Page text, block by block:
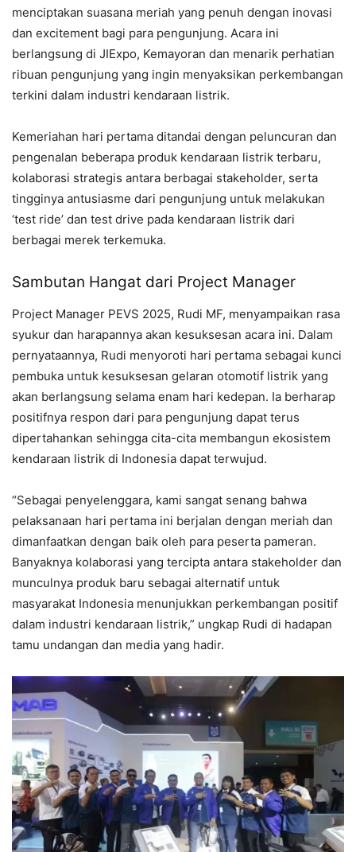
menciptakan suasana meriah yang penuh dengan inovasi
dan excitement bagi para pengunjung. Acara ini
berlangsung di JIExpo, Kemayoran dan menarik perhatian
ribuan pengunjung yang ingin menyaksikan perkembangan
terkini dalam industri kendaraan listrik.
Kemeriahan hari pertama ditandai dengan peluncuran dan
pengenalan beberapa produk kendaraan listrik terbaru,
kolaborasi strategis antara berbagai stakeholder, serta
tingginya antusiasme dari pengunjung untuk melakukan
‘test ride’ dan test drive pada kendaraan listrik dari
berbagai merek terkemuka.
Sambutan Hangat dari Project Manager
Project Manager PEVS 2025, Rudi MF, menyampaikan rasa
syukur dan harapannya akan kesuksesan acara ini. Dalam
pernyataannya, Rudi menyoroti hari pertama sebagai kunci
pembuka untuk kesuksesan gelaran otomotif listrik yang
akan berlangsung selama enam hari kedepan. Ia berharap
positifnya respon dari para pengunjung dapat terus
dipertahankan sehingga cita-cita membangun ekosistem
kendaraan listrik di Indonesia dapat terwujud.
“Sebagai penyelenggara, kami sangat senang bahwa
pelaksanaan hari pertama ini berjalan dengan meriah dan
dimanfaatkan dengan baik oleh para peserta pameran.
Banyaknya kolaborasi yang tercipta antara stakeholder dan
munculnya produk baru sebagai alternatif untuk
masyarakat Indonesia menunjukkan perkembangan positif
dalam industri kendaraan listrik,” ungkap Rudi di hadapan
tamu undangan dan media yang hadir.